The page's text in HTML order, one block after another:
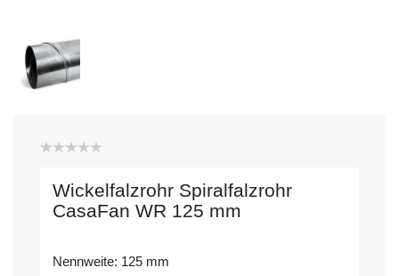
Wickelfalzrohr Spiralfalzrohr
CasaFan WR 125 mm
Nennweite: 125 mm